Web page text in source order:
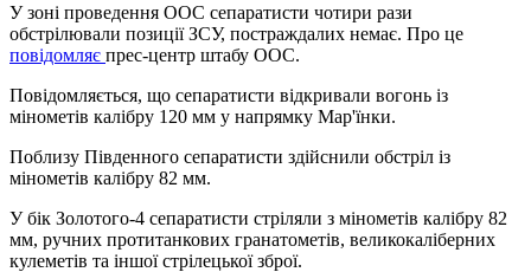
У зоні проведення ООС сепаратисти чотири рази
обстрілювали позиції ЗСУ, постраждалих немає. Про це
повідомляє прес-центр штабу ООС.
Повідомляється, що сепаратисти відкривали вогонь із
мінометів калібру 120 мм у напрямку Мар'їнки.
Поблизу Південного сепаратисти здійснили обстріл із
мінометів калібру 82 мм.
У бік Золотого-4 сепаратисти стріляли з мінометів калібру 82
мм, ручних протитанкових гранатометів, великокаліберних
кулеметів та іншої стрілецької зброї.